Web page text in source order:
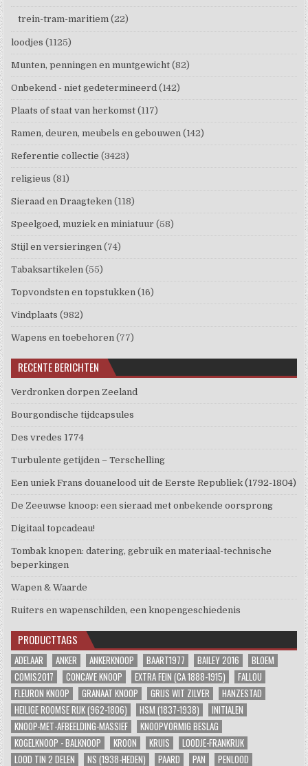
trein-tram-maritiem (22)
loodjes (1125)
Munten, penningen en muntgewicht (82)
Onbekend - niet gedetermineerd (142)
Plaats of staat van herkomst (117)
Ramen, deuren, meubels en gebouwen (142)
Referentie collectie (3423)
religieus (81)
Sieraad en Draagteken (118)
Speelgoed, muziek en miniatuur (58)
Stijl en versieringen (74)
Tabaksartikelen (55)
Topvondsten en topstukken (16)
Vindplaats (982)
Wapens en toebehoren (77)
RECENTE BERICHTEN
Verdronken dorpen Zeeland
Bourgondische tijdcapsules
Des vredes 1774
Turbulente getijden – Terschelling
Een uniek Frans douanelood uit de Eerste Republiek (1792-1804)
De Zeeuwse knoop: een sieraad met onbekende oorsprong
Digitaal topcadeau!
Tombak knopen: datering, gebruik en materiaal-technische
beperkingen
Wapen & Waarde
Ruiters en wapenschilden, een knopengeschiedenis
PRODUCTTAGS
ADELAAR ANKER ANKERKNOOP BAART1977 BAILEY 2016
BLOEM
COMIS2017
CONCAVE KNOOP EXTRA FEIN (CA 1888-1915)
FALLOU
FLEURON KNOOP
GRANAAT KNOOP GRIJS WIT ZILVER
HANZESTAD
HEILIGE ROOMSE RIJK (962-1806)
HSM (1837-1938)
INITIALEN
KNOOP-MET-AFBEELDING-MASSIEF
KNOOPVORMIG BESLAG
KOGELKNOOP - BALKNOOP
KROON KRUIS
LOODJE-FRANKRIJK
LOOD TIN 2 DELEN
NS (1938-HEDEN) PAARD PAN PENLOOD